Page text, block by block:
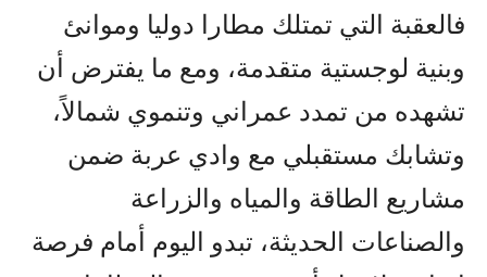
فالعقبة التي تمتلك مطارا دوليا وموانئ
وبنية لوجستية متقدمة، ومع ما يفترض أن
تشهده من تمدد عمراني وتنموي شمالاً،
وتشابك مستقبلي مع وادي عربة ضمن
مشاريع الطاقة والمياه والزراعة
والصناعات الحديثة، تبدو اليوم أمام فرصة